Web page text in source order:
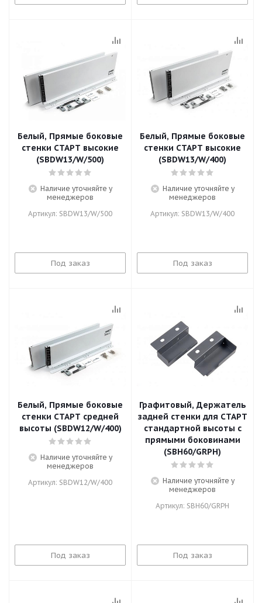
Белый, Прямые боковые
стенки СТАРТ высокие
(SBDW13/W/500)
Наличие уточняйте у
менеджеров
Артикул: SBDW13/W/500
Под заказ
Белый, Прямые боковые
стенки СТАРТ высокие
(SBDW13/W/400)
Наличие уточняйте у
менеджеров
Артикул: SBDW13/W/400
Под заказ
Белый, Прямые боковые
стенки СТАРТ средней
высоты (SBDW12/W/400)
Наличие уточняйте у
менеджеров
Артикул: SBDW12/W/400
Под заказ
Графитовый, Держатель
задней стенки для СТАРТ
стандартной высоты с
прямыми боковинами
(SBH60/GRPH)
Наличие уточняйте у
менеджеров
Артикул: SBH60/GRPH
Под заказ